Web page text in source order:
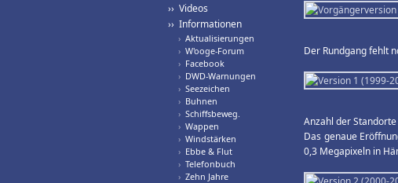
›› Videos
›› Informationen
› Aktualisierungen
› W'ooge-Forum
› Facebook
› DWD-Warnungen
› Seezeichen
› Buhnen
› Schiffsbeweg.
› Wappen
› Windstärken
› Ebbe & Flut
› Telefonbuch
› Zehn Jahre
Der Rundgang fehlt
Anzahl der
Das genaue
0,3 Megapixeln in